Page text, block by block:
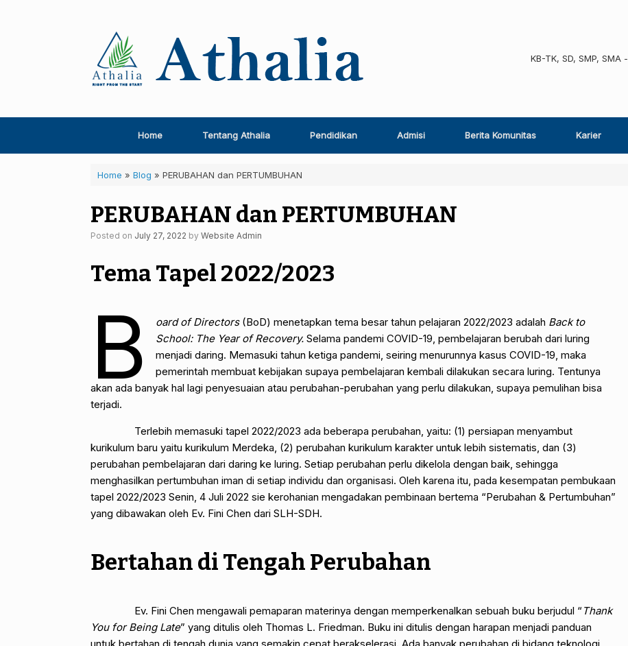
KB-TK, SD, SMP, SMA -
Home Tentang Athalia Pendidikan Admisi Berita Komunitas Karier
Home » Blog » PERUBAHAN dan PERTUMBUHAN
PERUBAHAN dan PERTUMBUHAN
Posted on July 27, 2022 by Website Admin
Tema Tapel 2022/2023
B oard of Directors (BoD) menetapkan tema besar tahun pelajaran 2022/2023 adalah Back to
School: The Year of Recovery. Selama pandemi COVID-19, pembelajaran berubah dari luring
menjadi daring. Memasuki tahun ketiga pandemi, seiring menurunnya kasus COVID-19, maka
pemerintah membuat kebijakan supaya pembelajaran kembali dilakukan secara luring. Tentunya
akan ada banyak hal lagi penyesuaian atau perubahan-perubahan yang perlu dilakukan, supaya pemulihan bisa
terjadi.
Terlebih memasuki tapel 2022/2023 ada beberapa perubahan, yaitu: (1) persiapan menyambut
kurikulum baru yaitu kurikulum Merdeka, (2) perubahan kurikulum karakter untuk lebih sistematis, dan (3)
perubahan pembelajaran dari daring ke luring. Setiap perubahan perlu dikelola dengan baik, sehingga
menghasilkan pertumbuhan iman di setiap individu dan organisasi. Oleh karena itu, pada kesempatan pembukaan
tapel 2022/2023 Senin, 4 Juli 2022 sie kerohanian mengadakan pembinaan bertema “Perubahan & Pertumbuhan”
yang dibawakan oleh Ev. Fini Chen dari SLH-SDH.
Bertahan di Tengah Perubahan
Ev. Fini Chen mengawali pemaparan materinya dengan memperkenalkan sebuah buku berjudul “ Thank
You for Being Late” yang ditulis oleh Thomas L. Friedman. Buku ini ditulis dengan harapan menjadi panduan